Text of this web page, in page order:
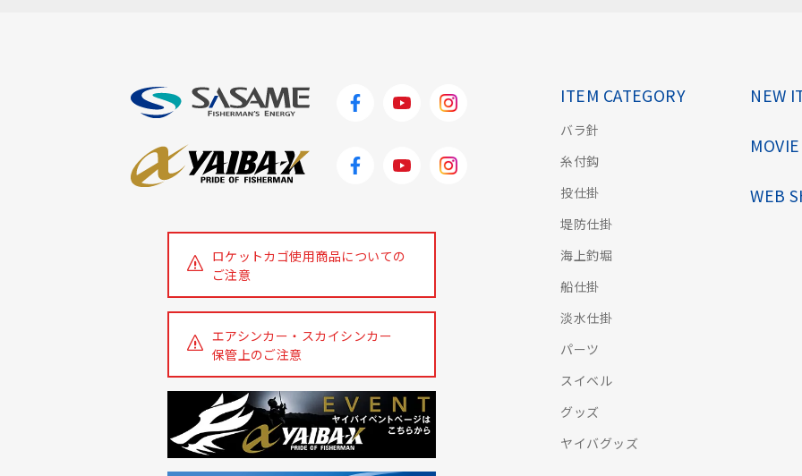
ロケットカゴ使用商品についての
ご注意
エアシンカー・スカイシンカー
保管上のご注意
ITEM CATEGORY
バラ針
糸付鈎
投仕掛
堤防仕掛
海上釣堀
船仕掛
淡水仕掛
パーツ
スイベル
グッズ
ヤイバグッズ
NEW
MOVIE
WEB